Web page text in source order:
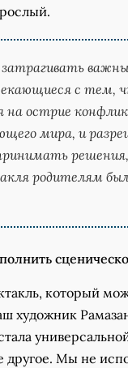
с тем,
на острие
мира, и
родителям
который
художник
другое. Мы не